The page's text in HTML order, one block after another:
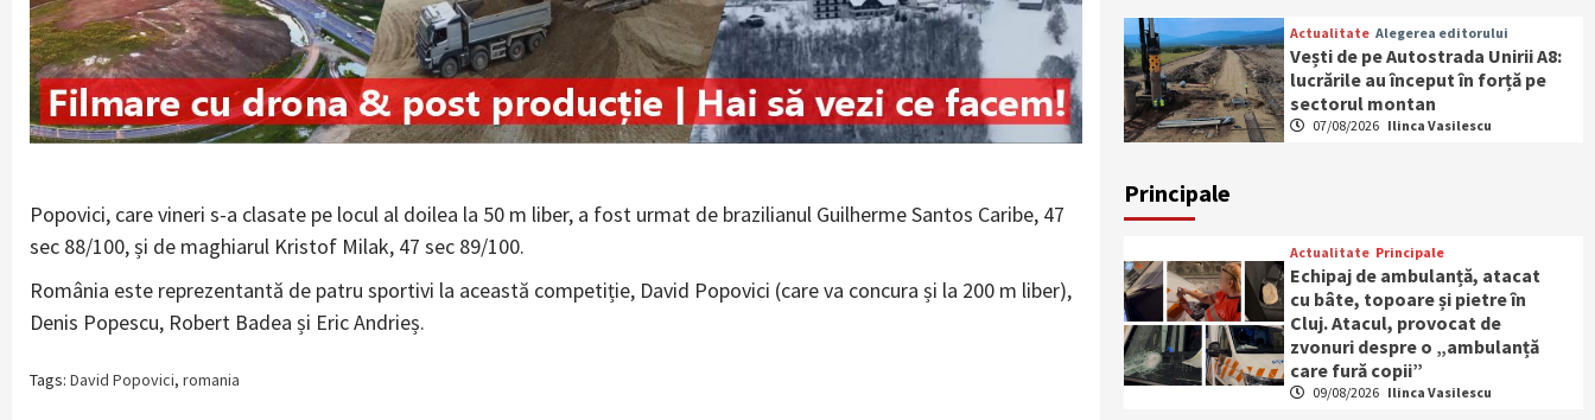
Popovici, care vineri s-a clasate pe locul al doilea la 50 m liber, a fost urmat de brazilianul Guilherme Santos Caribe, 47
sec 88/100, și de maghiarul Kristof Milak, 47 sec 89/100.
România este reprezentantă de patru sportivi la această competiție, David Popovici (care va concura și la 200 m liber),
Denis Popescu, Robert Badea și Eric Andrieș.
Tags: David Popovici, romania
Actualitate Alegerea editorului
Vești de pe Autostrada Unirii A8:
lucrările au început în forță pe
sectorul montan
07/08/2026 Ilinca Vasilescu
Principale
Actualitate Principale
Echipaj de ambulanță, atacat
cu bâte, topoare și pietre în
Cluj. Atacul, provocat de
zvonuri despre o „ambulanță
care fură copii”
09/08/2026 Ilinca Vasilescu